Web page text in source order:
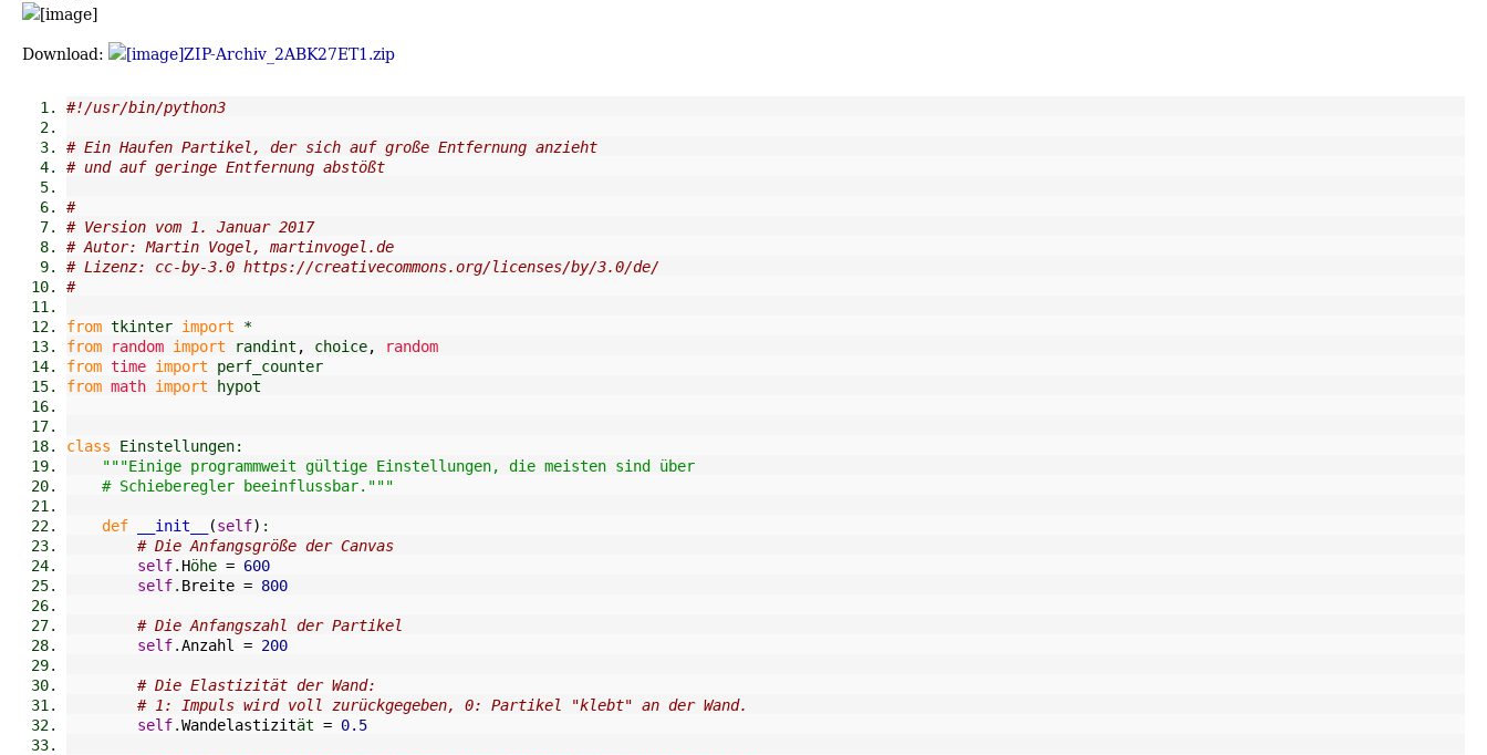
Download: ZIP-Archiv_2ABK27ET1.zip
#!/usr/bin/python3
# Ein Haufen Partikel, der sich auf große Entfernung anzieht
# und auf geringe Entfernung abstößt
#
# Version vom 1. Januar 2017
# Autor: Martin Vogel, martinvogel.de
# Lizenz: cc-by-3.0 https://creativecommons.org/licenses/by/3.0/de/
#
from tkinter import *
from
random import randint , choice,
random
from time import perf_counter
from math import hypot
class Einstellungen:
"""Einige programmweit gültige Einstellungen, die meisten sind über
    # Schieberegler beeinflussbar."""
def __init__ (self) :
# Die Anfangsgröße der Canvas
self. Höhe = 600
self. Breite = 800
# Die Anfangszahl der Partikel
self.Anzahl = 200
# Die Elastizität der Wand:
# 1: Impuls wird voll zurückgegeben, 0: Partikel "klebt" an der Wand.
self.Wandelastizität = 0.5